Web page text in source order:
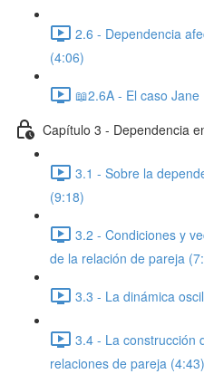
2.6 - Dependencia
(4:06)
📖2.6A - El caso
Capítulo 3 - Dependencia
3.1 - Sobre la
(9:18)
3.2 - Condiciones y
de la relación de pareja
3.3 - La dinámica
3.4 - La construcción
relaciones de pareja (4:43)